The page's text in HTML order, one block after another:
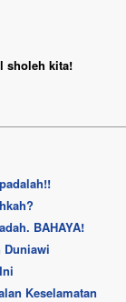
sholeh kita!
BAHAYA!
Duniawi
Keselamatan